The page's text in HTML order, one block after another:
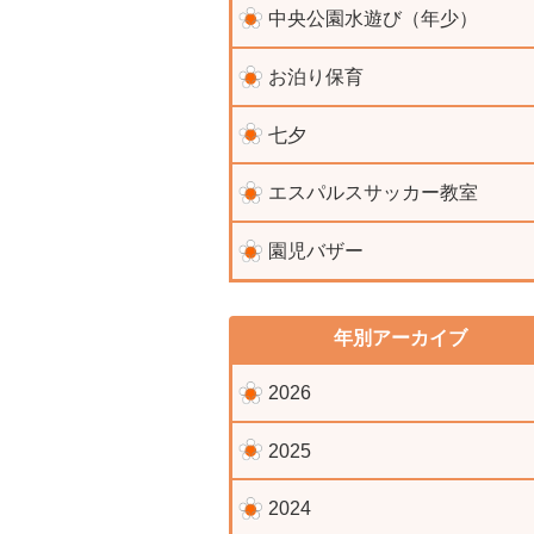
中央公園水遊び（年少）
お泊り保育
七夕
エスパルスサッカー教室
園児バザー
年別アーカイブ
2026
2025
2024